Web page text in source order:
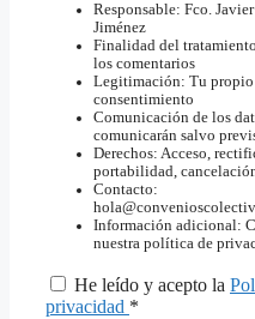
Responsable: Fco.
Jiménez
Finalidad del
los comentarios
Legitimación: Tu propio
consentimiento
Comunicación de los
comunicarán salvo
Derechos: Acceso,
portabilidad,
Contacto:
Información adicional:
nuestra política de
He leído y acepto la
privacidad *